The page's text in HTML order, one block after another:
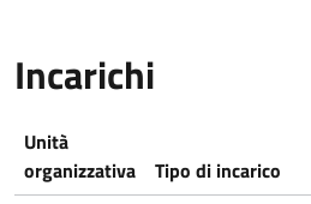
Incarichi
Unità
organizzativa
Tipo di incarico